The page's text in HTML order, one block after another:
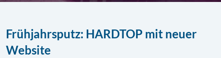
Frühjahrsputz: HARDTOP mit neuer
Website